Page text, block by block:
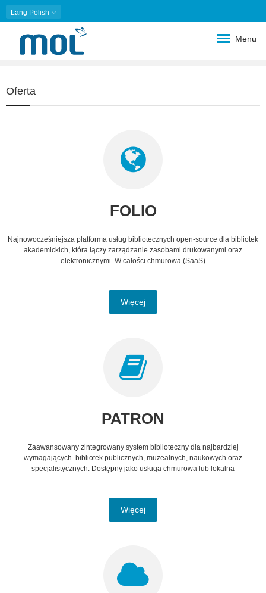
Lang Polish
Menu
Oferta
FOLIO
Najnowocześniejsza platforma usług bibliotecznych open-source dla bibliotek
akademickich, która łączy zarządzanie zasobami drukowanymi oraz
elektronicznymi. W całości chmurowa (SaaS)
Więcej
PATRON
Zaawansowany zintegrowany system biblioteczny dla najbardziej
wymagających bibliotek publicznych, muzealnych, naukowych oraz
specjalistycznych. Dostępny jako usługa chmurowa lub lokalna
Więcej